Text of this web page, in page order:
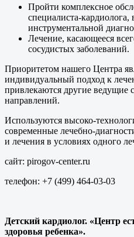
Пройти комплексное
специалиста-
инструментальной
Лечение, касающееся
сосудистых заболеваний.
Приоритетом нашего Центра
индивидуальный подход к
привлекаются другие ведущие
направлений.
Используются высоко-
современные лечебно-
и лечения в условиях одного
сайт: pirogov-center.ru
телефон: +7 (499) 464-03-03
Детский кардиолог. «Центр
здоровья ребенка».